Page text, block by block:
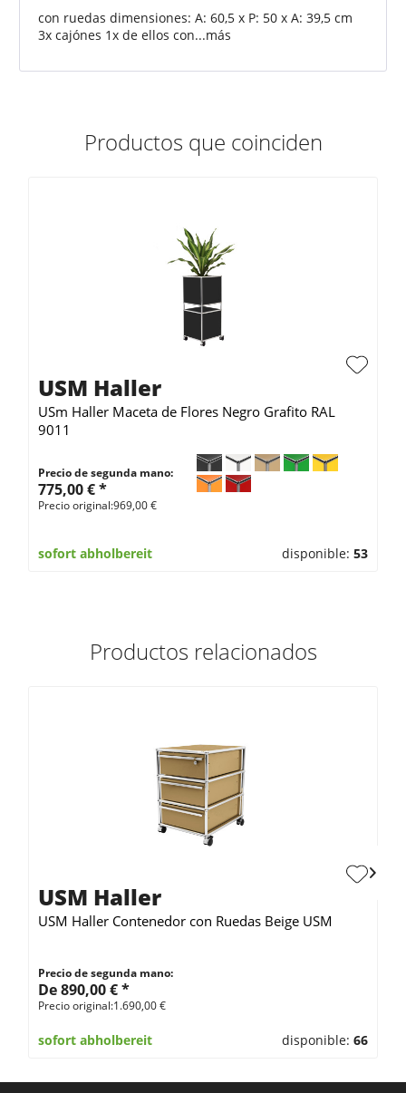
con ruedas dimensiones: A: 60,5 x P: 50 x A: 39,5 cm
3x cajónes 1x de ellos con...más
Productos que coinciden
USM Haller
USm Haller Maceta de Flores Negro Grafito RAL
9011
Precio de segunda mano:
775,00 € *
Precio original:969,00 €
sofort abholbereit disponible: 53
Productos relacionados
USM Haller
USM Haller Contenedor con Ruedas Beige USM
Precio de segunda mano:
De 890,00 € *
Precio original:1.690,00 €
sofort abholbereit disponible: 66